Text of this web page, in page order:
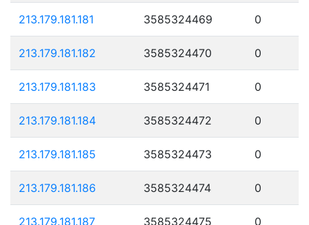
213.179.181.181 3585324469 0
213.179.181.182 3585324470 0
213.179.181.183 3585324471 0
213.179.181.184 3585324472 0
213.179.181.185 3585324473 0
213.179.181.186 3585324474 0
213.179.181.187 3585324475 0